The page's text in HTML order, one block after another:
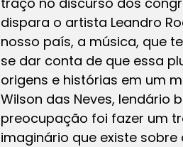
dispara o artista Leandro
nosso país, a música, que
se dar conta de que essa
origens e histórias em um
Wilson das Neves, lendário
preocupação foi fazer um
imaginário que existe sobre